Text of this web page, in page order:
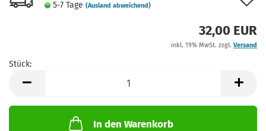
5-7 Tage (Ausland abweichend)
32,00 EUR
inkl. 19% MwSt. zzgl. Versand
Stück:
In den Warenkorb